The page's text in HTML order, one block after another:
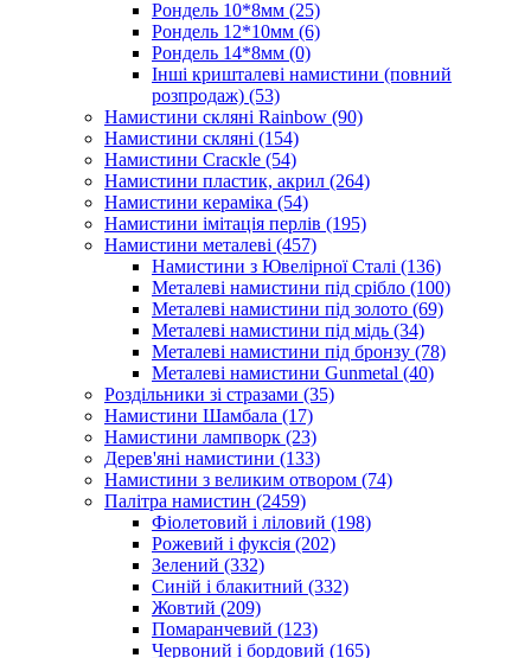
Рондель 10*8мм (25)
Рондель 12*10мм (6)
Рондель 14*8мм (0)
Інші кришталеві намистини (повний
розпродаж) (53)
Намистини скляні Rainbow (90)
Намистини скляні (154)
Намистини Cracкle (54)
Намистини пластик, акрил (264)
Намистини кераміка (54)
Намистини імітація перлів (195)
Намистини металеві (457)
Намистини з Ювелірної Сталі (136)
Металеві намистини під срібло (100)
Металеві намистини під золото (69)
Металеві намистини під мідь (34)
Металеві намистини під бронзу (78)
Металеві намистини Gunmetal (40)
Роздільники зі стразами (35)
Намистини Шамбала (17)
Намистини лампворк (23)
Дерев'яні намистини (133)
Намистини з великим отвором (74)
Палітра намистин (2459)
Фіолетовий і ліловий (198)
Рожевий і фуксія (202)
Зелений (332)
Синій і блакитний (332)
Жовтий (209)
Помаранчевий (123)
Червоний і бордовий (165)